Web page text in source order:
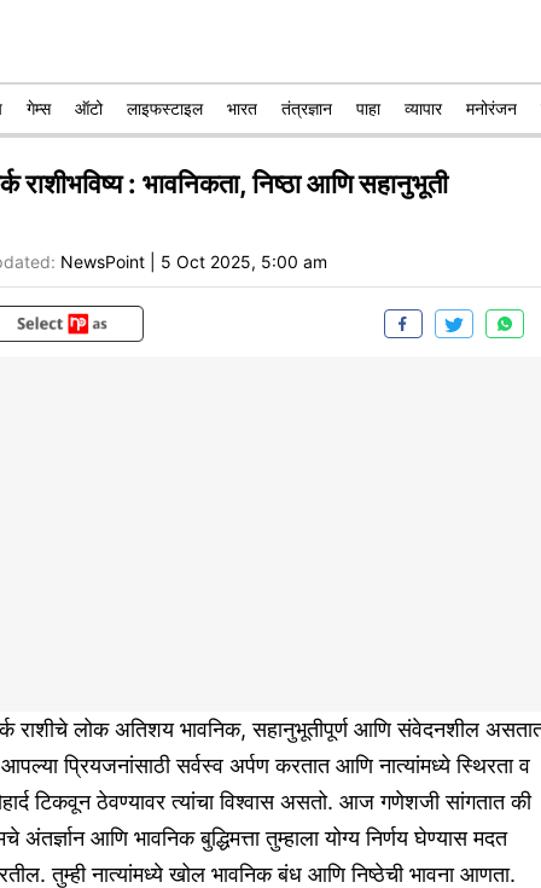
गेम्स ऑटो लाइफस्टाइल भारत तंत्रज्ञान पाहा व्यापार मनोरंजन
राशीभविष्य : भावनिकता, निष्ठा आणि सहानुभूती
NewsPoint 5 Oct 2025, 5:00 am
राशीचे लोक अतिशय भावनिक, सहानुभूतीपूर्ण आणि संवेदनशील
प्रियजनांसाठी सर्वस्व अर्पण करतात आणि नात्यांमध्ये स्थिरता व
टिकवून ठेवण्यावर त्यांचा विश्वास असतो. आज गणेशजी सांगतात की
अंतर्ज्ञान आणि भावनिक बुद्धिमत्ता तुम्हाला योग्य निर्णय घेण्यास मदत
तुम्ही नात्यांमध्ये खोल भावनिक बंध आणि निष्ठेची भावना आणता.